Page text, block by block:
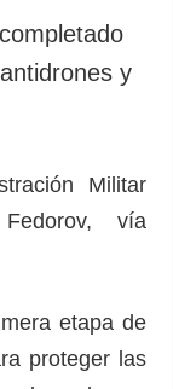
y
Militar
vía
etapa de
proteger las